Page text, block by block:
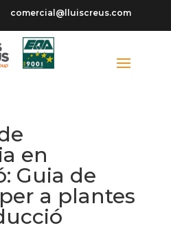
comercial@lluiscreus.com
en
Guia de
a plantes